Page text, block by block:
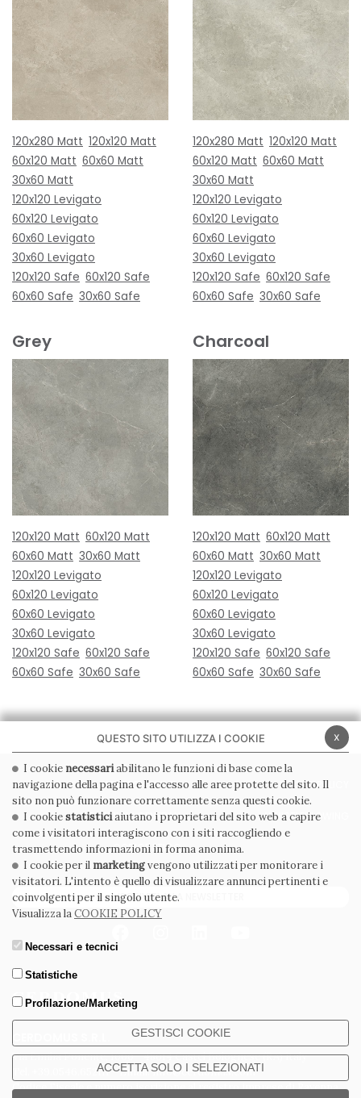
120x280 Matt 120x120 Matt
60x120 Matt 60x60 Matt
30x60 Matt
120x120 Levigato
60x120 Levigato
60x60 Levigato
30x60 Levigato
120x120 Safe 60x120 Safe
60x60 Safe 30x60 Safe
120x280 Matt 120x120 Matt
60x120 Matt 60x60 Matt
30x60 Matt
120x120 Levigato
60x120 Levigato
60x60 Levigato
30x60 Levigato
120x120 Safe 60x120 Safe
60x60 Safe 30x60 Safe
Grey
120x120 Matt 60x120 Matt
60x60 Matt 30x60 Matt
120x120 Levigato
60x120 Levigato
60x60 Levigato
30x60 Levigato
120x120 Safe 60x120 Safe
60x60 Safe 30x60 Safe
Charcoal
120x120 Matt 60x120 Matt
60x60 Matt 30x60 Matt
120x120 Levigato
60x120 Levigato
60x60 Levigato
30x60 Levigato
120x120 Safe 60x120 Safe
60x60 Safe 30x60 Safe
Via Emilia Ponente, 1000 - 48014 Castel Bolognese (RA) Italy
Tel. +39.0546.652111 - Email: info@cerdomus.com
Codice Fiscale e numero iscrizione al registro imprese di Ravenna
PRIVACY POLICY COOKIE POLICY
CONDIZIONI GENERALI WHISTLEBLOWING
CODICE ETICO
ISCRIVITI ALLA NEWSLETTER
x
QUESTO SITO UTILIZZA I COOKIE
I cookie necessariabilitano le funzioni di base come la
navigazione della pagina e l'accesso alle aree protette del sito. Il
sito non può funzionare correttamente senza questi cookie.
I cookiestatisticiaiutano i proprietari del sito web a capire
come i visitatori interagiscono con i siti raccogliendo e
trasmettendo informazioni in forma anonima.
I cookie per il marketingvengono utilizzati per monitorare i
visitatori. L'intento è quello di visualizzare annunci pertinenti e
coinvolgenti per il singolo utente.
Visualizza laCOOKIE POLICY
Necessari e tecnici
Statistiche
Profilazione/Marketing
GESTISCI COOKIE
ACCETTA SOLO I SELEZIONATI